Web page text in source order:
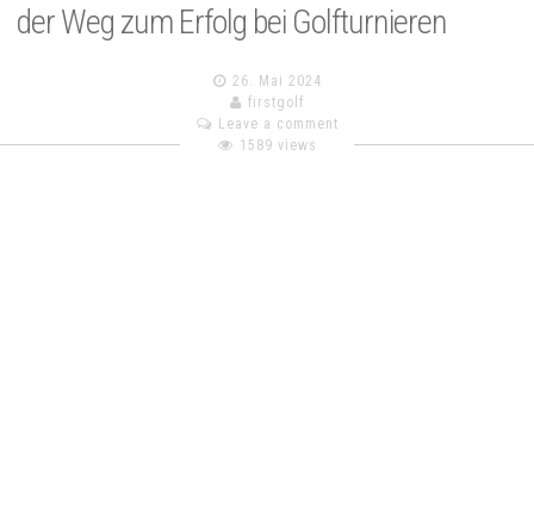
der Weg zum Erfolg bei Golfturnieren
26. Mai 2024
firstgolf
Leave a comment
1589 views